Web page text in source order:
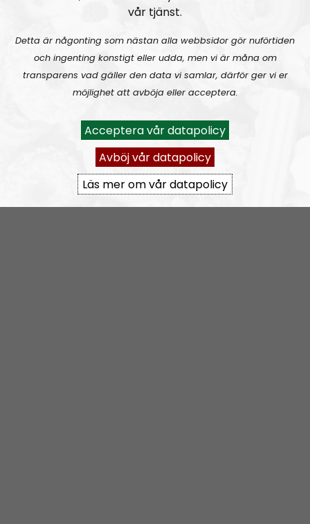
Prenumerera på Hold Fanen Høyt! med
RSS
https://nordiskradio.se/?format=mp3-
rss&show=hold-fanen-hyt
vår tjänst.
Detta är någonting som nästan alla webbsidor gör nuförtiden
och ingenting konstigt eller udda, men vi är måna om
transparens vad gäller den data vi samlar, därför ger vi er
möjlighet att avböja eller acceptera.
Acceptera vår datapolicy
Avböj vår datapolicy
Läs mer om vår datapolicy